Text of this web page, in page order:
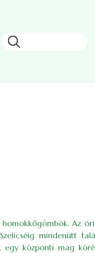
Az
mindenütt
központi mag